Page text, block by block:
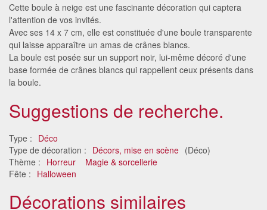
Cette boule à neige est une fascinante décoration qui captera
l'attention de vos invités.
Avec ses 14 x 7 cm, elle est constituée d'une boule transparente
qui laisse apparaître un amas de crânes blancs.
La boule est posée sur un support noir, lui-même décoré d'une
base formée de crânes blancs qui rappellent ceux présents dans
la boule.
Suggestions de recherche.
Type : Déco
Type de décoration : Décors, mise en scène (Déco)
Thème : Horreur
Magie & sorcellerie
Fête : Halloween
Décorations similaires